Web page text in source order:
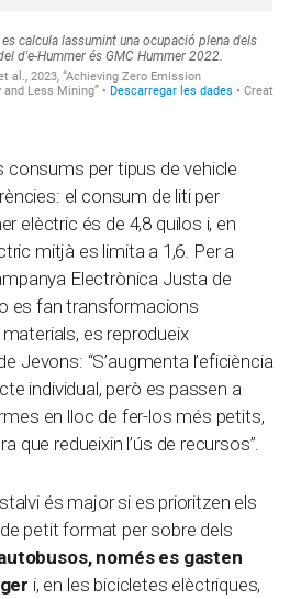
consums per tipus de vehicle
el consum de liti per
elèctric és de 4,8 quilos i, en
mitjà es limita a 1,6. Per a
Electrònica Justa de
es fan transformacions
es reprodueix
Jevons: “S’augmenta l’eficiència
individual, però es passen a
en lloc de fer-los més petits,
que redueixin l’ús de recursos”.
és major si es prioritzen els
petit format per sobre dels
només es gasten
i, en les bicicletes elèctriques,